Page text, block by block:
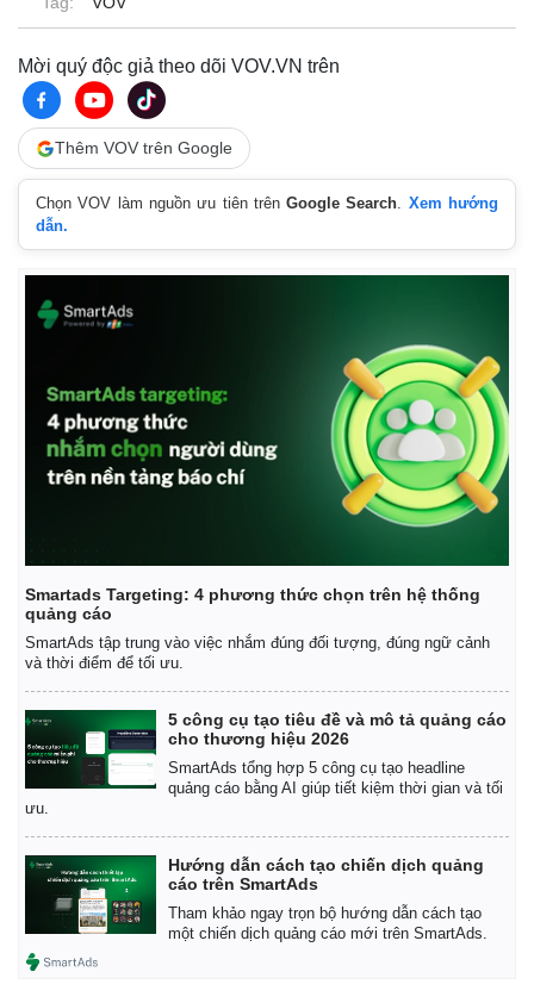
Thế giới
Cuộc sống đó đây
Hồ sơ
E-Magazine
Infographic
Mời quý độc giả theo dõi VOV.VN trên
Thêm VOV trên Google
Chọn VOV làm nguồn ưu tiên trênGoogle Search. Xem hướng
dẫn.
Smartads Targeting: 4 phương thức chọn trên hệ thống
quảng cáo
SmartAds tập trung vào việc nhắm đúng đối tượng, đúng ngữ cảnh
và thời điểm để tối ưu.
5 công cụ tạo tiêu đề và mô tả quảng cáo
cho thương hiệu 2026
SmartAds tổng hợp 5 công cụ tạo headline
quảng cáo bằng AI giúp tiết kiệm thời gian và tối
ưu.
Hướng dẫn cách tạo chiến dịch quảng
cáo trên SmartAds
Tham khảo ngay trọn bộ hướng dẫn cách tạo
một chiến dịch quảng cáo mới trên SmartAds.